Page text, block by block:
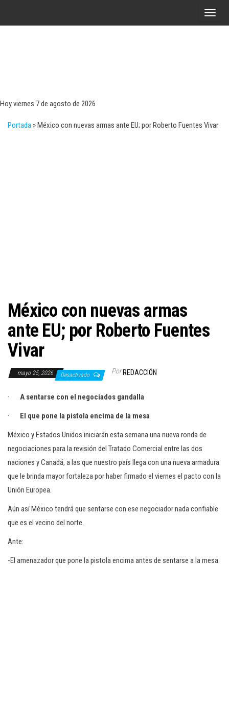
A
l
Hoy viernes 7 de agosto de 2026
Portada »México con nuevas armas ante EU; por Roberto Fuentes Vivar
México con nuevas armas
ante EU; por Roberto Fuentes
Vivar
mayo 25, 2026 Desactivado Por REDACCIÓN
· A sentarse con el negociados gandalla
· El que pone la pistola encima de la mesa
México y Estados Unidos iniciarán esta semana una nueva ronda de
negociaciones para la revisión del Tratado Comercial entre las dos
naciones y Canadá, a las que nuestro país llega con una nueva armadura
que le brinda mayor fortaleza por haber firmado el viernes el pacto con la
Unión Europea.
Aún así México tendrá que sentarse con ese negociador nada confiable
que es el vecino del norte.
Ante:
-El amenazador que pone la pistola encima antes de sentarse a la mesa.